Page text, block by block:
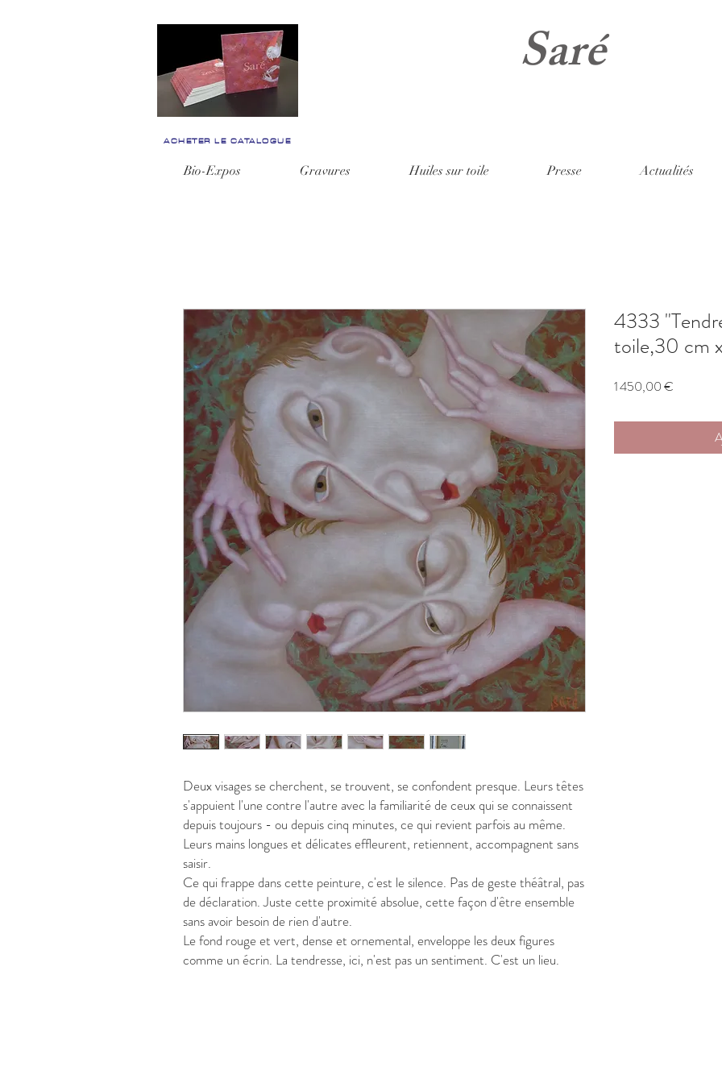
Saré
ACHETER LE CATALOGUE
Bio-Expos Gravures Huiles sur toile Presse Actualités
Deux visages se cherchent, se trouvent, se confondent presque. Leurs têtes
s'appuient l'une contre l'autre avec la familiarité de ceux qui se connaissent
depuis toujours - ou depuis cinq minutes, ce qui revient parfois au même.
Leurs mains longues et délicates effleurent, retiennent, accompagnent sans
saisir.
Ce qui frappe dans cette peinture, c'est le silence. Pas de geste théâtral, pas
de déclaration. Juste cette proximité absolue, cette façon d'être ensemble
sans avoir besoin de rien d'autre.
Le fond rouge et vert, dense et ornemental, enveloppe les deux figures
comme un écrin. La tendresse, ici, n'est pas un sentiment. C'est un lieu.
4333
toile,30 cm
1 450,00 €